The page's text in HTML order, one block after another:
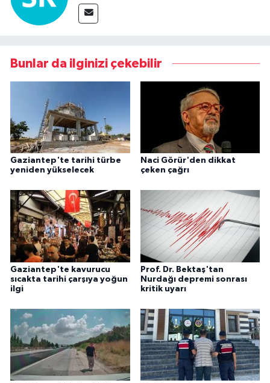
Bunlar da ilginizi çekebilir
Gaziantep'te tarihi türbe
yeniden yükselecek
Naci Görür'den dikkat
çeken çağrı
Gaziantep'te kavurucu
sıcakta tarihi çarşıya yoğun
ilgi
Prof. Dr. Bektaş'tan
Nurdağı depremi sonrası
kritik uyarı